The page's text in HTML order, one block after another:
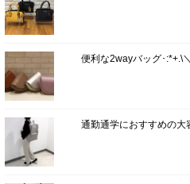
便利な2wayバッグ･:*+.\
通勤通学におすすめの大